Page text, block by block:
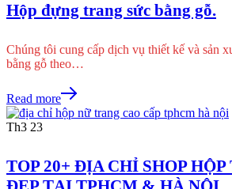
Hộp đựng trang sức bằng gỗ.
Chúng tôi cung cấp dịch vụ thiết kế và sản
bằng gỗ theo…
Read more
Th3 23
TOP 20+ ĐỊA CHỈ SHOP HỘP